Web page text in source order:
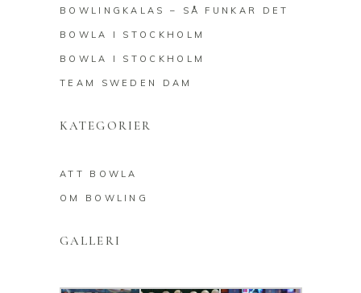
BOWLINGKALAS – SÅ FUNKAR DET
BOWLA I STOCKHOLM
BOWLA I STOCKHOLM
TEAM SWEDEN DAM
KATEGORIER
ATT BOWLA
OM BOWLING
GALLERI